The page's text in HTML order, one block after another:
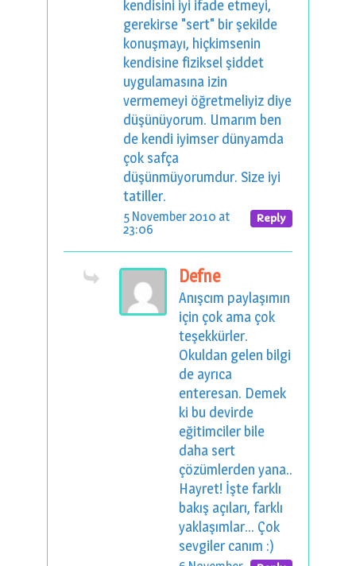
kendisini iyi ifade etmeyi,
gerekirse "sert" bir şekilde
konuşmayı, hiçkimsenin
kendisine fiziksel şiddet
uygulamasına izin
vermemeyi öğretmeliyiz diye
düşünüyorum. Umarım ben
de kendi iyimser dünyamda
çok safça
düşünmüyorumdur. Size iyi
tatiller.
Reply
5 November 2010 at
23:06
Defne
Anışcım paylaşımın
için çok ama çok
teşekkürler.
Okuldan gelen bilgi
de ayrıca
enteresan. Demek
ki bu devirde
eğitimciler bile
daha sert
çözümlerden yana..
Hayret! İşte farklı
bakış açıları, farklı
yaklaşımlar... Çok
sevgiler canım :)